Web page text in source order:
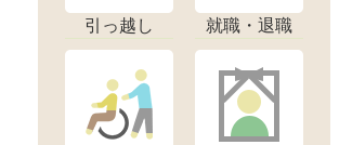
引っ越し 就職・退職